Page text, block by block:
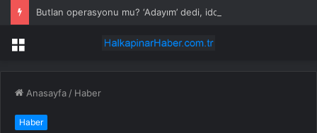
Menü
Anasayfa / Haber
Haber